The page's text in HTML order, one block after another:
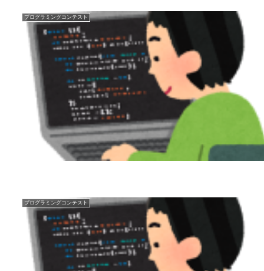
プログラミングコンテスト
プログラミングコンテスト